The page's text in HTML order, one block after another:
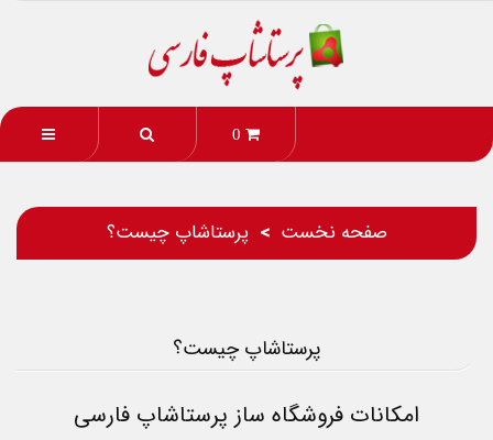
0
صفحه نخست پرستاشاپ چیست؟
پرستاشاپ چیست؟
امکانات فروشگاه ساز پرستاشاپ فارسی